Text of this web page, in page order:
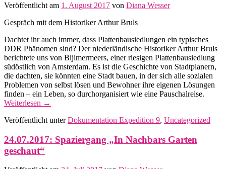
Veröffentlicht am 1. August 2017 von Diana Wesser
Gespräch mit dem Historiker Arthur Bruls
Dachtet ihr auch immer, dass Plattenbausiedlungen ein typisches
DDR Phänomen sind? Der niederländische Historiker Arthur Bruls
berichtete uns von Bijlmermeers, einer riesigen Plattenbausiedlung
südöstlich von Amsterdam. Es ist die Geschichte von Stadtplanern,
die dachten, sie könnten eine Stadt bauen, in der sich alle sozialen
Problemen von selbst lösen und Bewohner ihre eigenen Lösungen
finden – ein Leben, so durchorganisiert wie eine Pauschalreise.
Weiterlesen →
Veröffentlicht unter Dokumentation Expedition 9, Uncategorized
24.07.2017: Spaziergang „In Nachbars Garten
geschaut“